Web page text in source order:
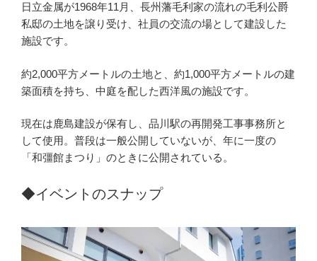
日立金属が1968年11月、長州藩毛利家の流れの毛利公爵
私邸の土地を譲り受け、社員の交流の場として建設した
施設です。
約2,000平方メートルの土地と、約1,000平方メートルの建
築面積を持ち、中庭を配した西洋風の施設です。
現在は鹿島建設が保有し、品川駅の再開発工事事務所と
して使用。普段は一般公開していないが、年に一度の
「和彊館まつり」のときに公開されている。
◆イベントのスナップ